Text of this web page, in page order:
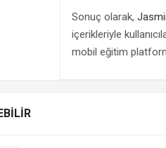
Sonuç olarak,
içerikleriyle
mobil eğitim